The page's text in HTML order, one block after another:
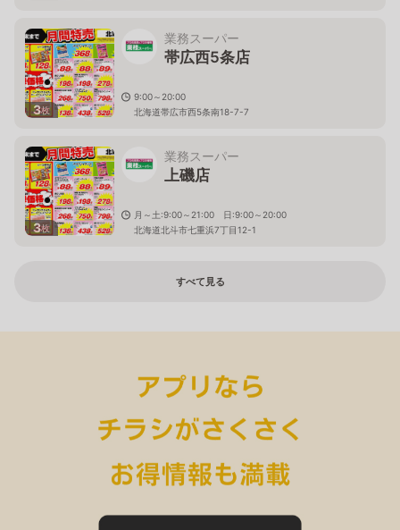
3枚
業務スーパー
帯広西5条店
9:00～20:00
北海道帯広市西5条南18-7-7
3枚
業務スーパー
上磯店
月～土:9:00～21:00 日:9:00～20:00
北海道北斗市七重浜7丁目12-1
すべて見る